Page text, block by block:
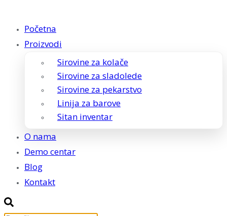
Početna
Proizvodi
Sirovine za kolače
Sirovine za sladolede
Sirovine za pekarstvo
Linija za barove
Sitan inventar
O nama
Demo centar
Blog
Kontakt